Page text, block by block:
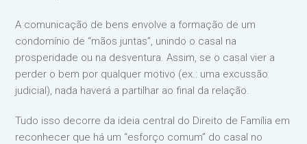
A comunicação de bens envolve a formação de um
condomínio de “mãos juntas”, unindo o casal na
prosperidade ou na desventura. Assim, se o casal vier a
perder o bem por qualquer motivo (ex.: uma excussão
judicial), nada haverá a partilhar ao final da relação.
Tudo isso decorre da ideia central do Direito de Família em
reconhecer que há um “esforço comum” do casal no